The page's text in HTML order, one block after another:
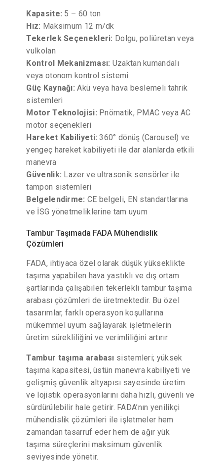
Kapasite: 5 – 60 ton
Hız: Maksimum 12 m/dk
Tekerlek Seçenekleri: Dolgu, poliüretan veya
vulkolan
Kontrol Mekanizması: Uzaktan kumandalı
veya otonom kontrol sistemi
Güç Kaynağı: Akü veya hava beslemeli tahrik
sistemleri
Motor Teknolojisi: Pnömatik, PMAC veya AC
motor seçenekleri
Hareket Kabiliyeti: 360° dönüş (Carousel) ve
yengeç hareket kabiliyeti ile dar alanlarda etkili
manevra
Güvenlik: Lazer ve ultrasonik sensörler ile
tampon sistemleri
Belgelendirme: CE belgeli, EN standartlarına
ve İSG yönetmeliklerine tam uyum
Tambur Taşımada FADA Mühendislik
Çözümleri
FADA, ihtiyaca özel olarak düşük yükseklikte
taşıma yapabilen hava yastıklı ve dış ortam
şartlarında çalışabilen tekerlekli tambur taşıma
arabası çözümleri de üretmektedir. Bu özel
tasarımlar, farklı operasyon koşullarına
mükemmel uyum sağlayarak işletmelerin
üretim sürekliliğini ve verimliliğini artırır.
Tambur taşıma arabası sistemleri; yüksek
taşıma kapasitesi, üstün manevra kabiliyeti ve
gelişmiş güvenlik altyapısı sayesinde üretim
ve lojistik operasyonlarını daha hızlı, güvenli ve
sürdürülebilir hale getirir. FADA’nın yenilikçi
mühendislik çözümleri ile işletmeler hem
zamandan tasarruf eder hem de ağır yük
taşıma süreçlerini maksimum güvenlik
seviyesinde yönetir.